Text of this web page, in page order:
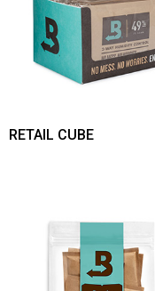
RETAIL CUBE